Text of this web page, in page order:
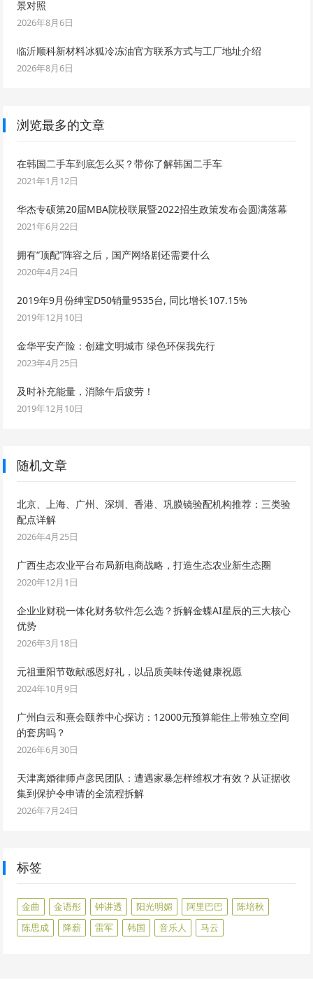
景对照
2026年8月6日
临沂顺科新材料冰狐冷冻油官方联系方式与工厂地址介绍
2026年8月6日
浏览最多的文章
在韩国二手车到底怎么买？带你了解韩国二手车
2021年1月12日
华杰专硕第20届MBA院校联展暨2022招生政策发布会圆满落幕
2021年6月22日
拥有“顶配”阵容之后，国产网络剧还需要什么
2020年4月24日
2019年9月份绅宝D50销量9535台, 同比增长107.15%
2019年12月10日
金华平安产险：创建文明城市 绿色环保我先行
2023年4月25日
及时补充能量，消除午后疲劳！
2019年12月10日
随机文章
北京、上海、广州、深圳、香港、巩膜镜验配机构推荐：三类验
配点详解
2026年4月25日
广西生态农业平台布局新电商战略，打造生态农业新生态圈
2020年12月1日
企业业财税一体化财务软件怎么选？拆解金蝶AI星辰的三大核心
优势
2026年3月18日
元祖重阳节敬献感恩好礼，以品质美味传递健康祝愿
2024年10月9日
广州白云和熹会颐养中心探访：12000元预算能住上带独立空间
的套房吗？
2026年6月30日
天津离婚律师卢彦民团队：遭遇家暴怎样维权才有效？从证据收
集到保护令申请的全流程拆解
2026年7月24日
标签
金曲 金语彤 钟讲透 阳光明媚 阿里巴巴
陈培秋
陈思成
降薪 雷军 韩国 音乐人 马云